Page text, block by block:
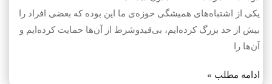
یکی از اشتباه‌های همیشگی حوزه‌ی ما این بوده که بعضی افراد را
بیش از حد بزرگ کرده‌ایم، بی‌قیدوشرط از آن‌ها حمایت کرده‌ایم و
آن‌ها را
ادامه مطلب »